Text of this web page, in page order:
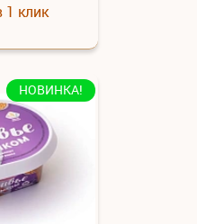
1 клик
НОВИНКА!